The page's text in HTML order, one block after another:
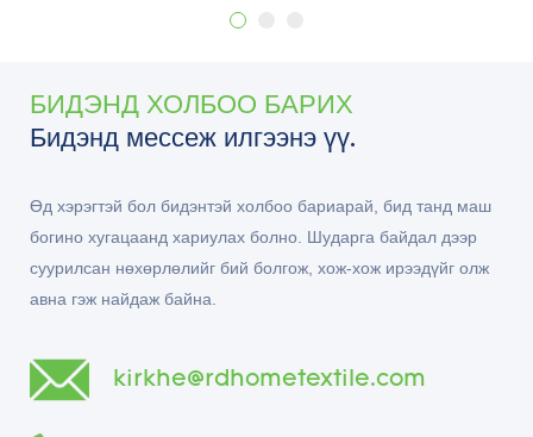
хөвсгөр бөгөөд энэ нь хөвсгөрийн мөн чанар, үнэ цэнэ юм.
БИДЭНД ХОЛБОО БАРИХ
Бидэнд мессеж илгээнэ үү.
Өд хэрэгтэй бол бидэнтэй холбоо бариарай, бид танд маш
богино хугацаанд хариулах болно. Шударга байдал дээр
суурилсан нөхөрлөлийг бий болгож, хож-хож ирээдүйг олж
авна гэж найдаж байна.
kirkhe@rdhometextile.com